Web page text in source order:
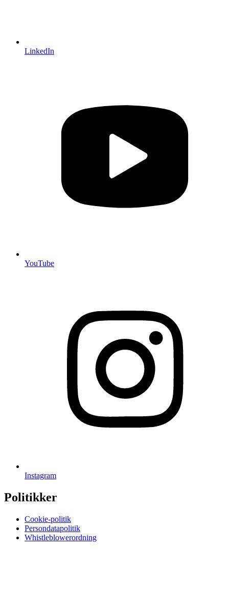
LinkedIn
YouTube
Instagram
Politikker
Cookie-politik
Persondatapolitik
Whistleblowerordning